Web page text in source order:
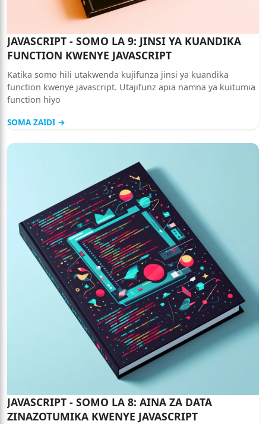
JAVASCRIPT - SOMO LA 9: JINSI YA KUANDIKA
FUNCTION KWENYE JAVASCRIPT
Katika somo hili utakwenda kujifunza jinsi ya kuandika
function kwenye javascript. Utajifunz apia namna ya kuitumia
function hiyo
SOMA ZAIDI →
JAVASCRIPT - SOMO LA 8: AINA ZA DATA
ZINAZOTUMIKA KWENYE JAVASCRIPT